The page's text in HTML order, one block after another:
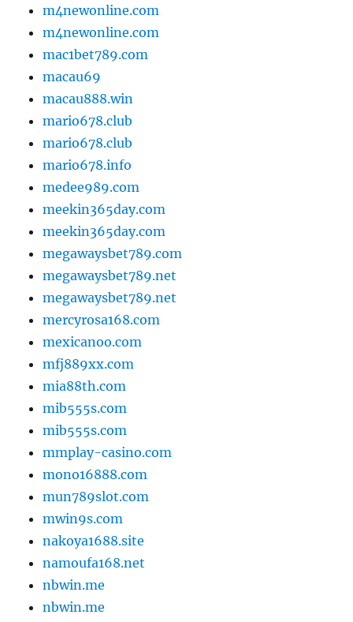
m4newonline.com
m4newonline.com
mac1bet789.com
macau69
macau888.win
mario678.club
mario678.club
mario678.info
medee989.com
meekin365day.com
meekin365day.com
megawaysbet789.com
megawaysbet789.net
megawaysbet789.net
mercyrosa168.com
mexicanoo.com
mfj889xx.com
mia88th.com
mib555s.com
mib555s.com
mmplay-casino.com
mono16888.com
mun789slot.com
mwin9s.com
nakoya1688.site
namoufa168.net
nbwin.me
nbwin.me